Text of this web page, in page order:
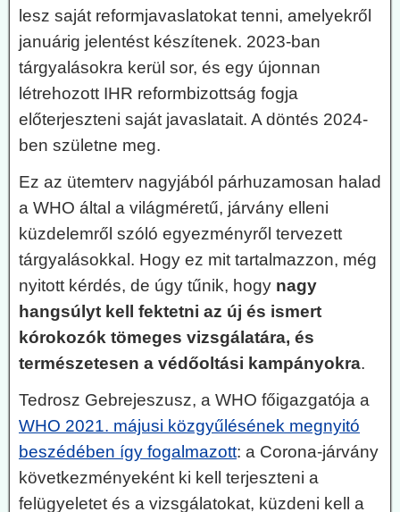
lesz saját reformjavaslatokat tenni, amelyekről
januárig jelentést készítenek. 2023-ban
tárgyalásokra kerül sor, és egy újonnan
létrehozott IHR reformbizottság fogja
előterjeszteni saját javaslatait. A döntés 2024-
ben születne meg.
Ez az ütemterv nagyjából párhuzamosan halad
a WHO által a világméretű, járvány elleni
küzdelemről szóló egyezményről tervezett
tárgyalásokkal. Hogy ez mit tartalmazzon, még
nyitott kérdés, de úgy tűnik, hogy nagy
hangsúlyt kell fektetni az új és ismert
kórokozók tömeges vizsgálatára, és
természetesen a védőoltási kampányokra.
Tedrosz Gebrejeszusz, a WHO főigazgatója a
WHO 2021. májusi közgyűlésének megnyitó
beszédében így fogalmazott: a Corona-járvány
következményeként ki kell terjeszteni a
felügyeletet és a vizsgálatokat, küzdeni kell a